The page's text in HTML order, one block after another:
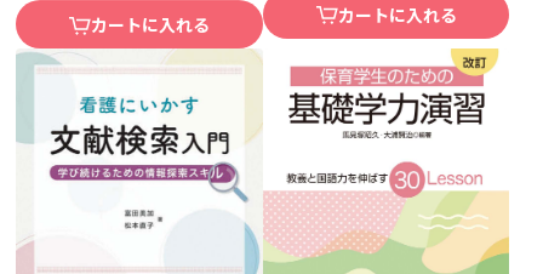
カートに入れる
カートに入れる